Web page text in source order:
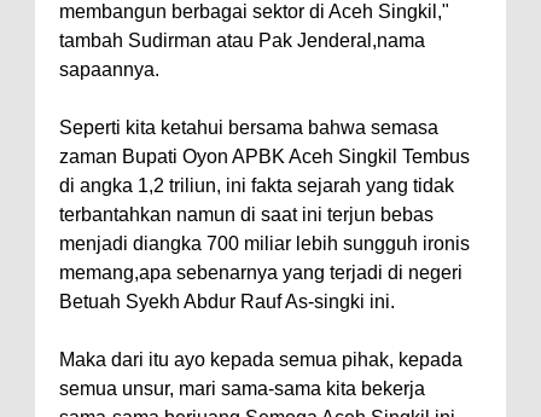
membangun berbagai sektor di Aceh Singkil,"
tambah Sudirman atau Pak Jenderal,nama
sapaannya.
Seperti kita ketahui bersama bahwa semasa
zaman Bupati Oyon APBK Aceh Singkil Tembus
di angka 1,2 triliun, ini fakta sejarah yang tidak
terbantahkan namun di saat ini terjun bebas
menjadi diangka 700 miliar lebih sungguh ironis
memang,apa sebenarnya yang terjadi di negeri
Betuah Syekh Abdur Rauf As-singki ini.
Maka dari itu ayo kepada semua pihak, kepada
semua unsur, mari sama-sama kita bekerja